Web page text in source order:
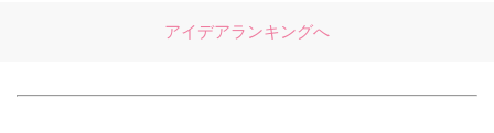
アイデアランキングへ